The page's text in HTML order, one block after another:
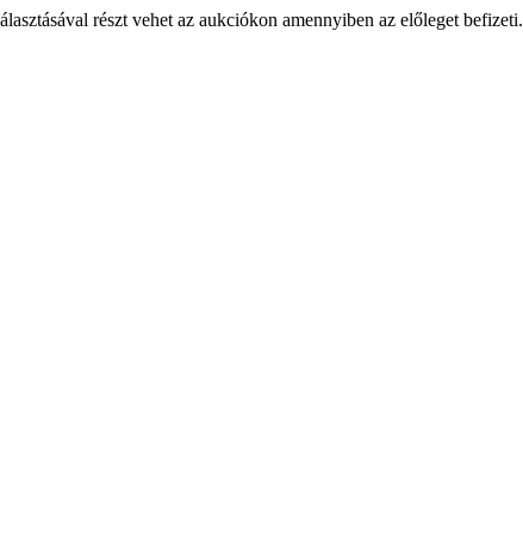
részt vehet az aukciókon amennyiben az előleget befizeti.